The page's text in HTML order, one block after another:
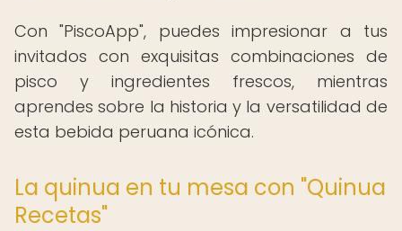
Con "PiscoApp", puedes impresionar a tus
invitados con exquisitas combinaciones de
pisco y ingredientes frescos, mientras
aprendes sobre la historia y la versatilidad de
esta bebida peruana icónica.
La quinua en tu mesa con "Quinua
Recetas"